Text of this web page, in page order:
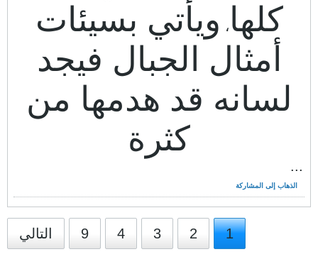
كلها ، ويأتي بسيئات
أمثال الجبال فيجد
لسانه قد هدمها من
كثرة
...
الذهاب إلى المشاركة
1
2
3
4
9 التالي